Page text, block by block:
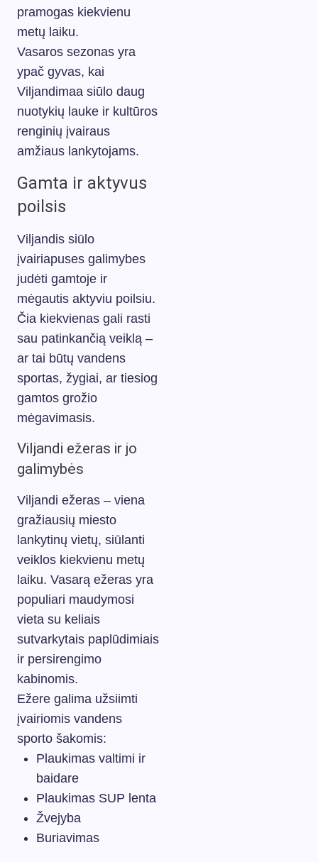
pramogas kiekvienu
metų laiku.
Vasaros sezonas yra
ypač gyvas, kai
Viljandimaa siūlo daug
nuotykių lauke ir kultūros
renginių įvairaus
amžiaus lankytojams.
Gamta ir aktyvus
poilsis
Viljandis siūlo
įvairiapuses galimybes
judėti gamtoje ir
mėgautis aktyviu poilsiu.
Čia kiekvienas gali rasti
sau patinkančią veiklą –
ar tai būtų vandens
sportas, žygiai, ar tiesiog
gamtos grožio
mėgavimasis.
Viljandi ežeras ir jo
galimybės
Viljandi ežeras – viena
gražiausių miesto
lankytinų vietų, siūlanti
veiklos kiekvienu metų
laiku. Vasarą ežeras yra
populiari maudymosi
vieta su keliais
sutvarkytais paplūdimiais
ir persirengimo
kabinomis.
Ežere galima užsiimti
įvairiomis vandens
sporto šakomis:
Plaukimas valtimi ir
baidare
Plaukimas SUP lenta
Žvejyba
Buriavimas